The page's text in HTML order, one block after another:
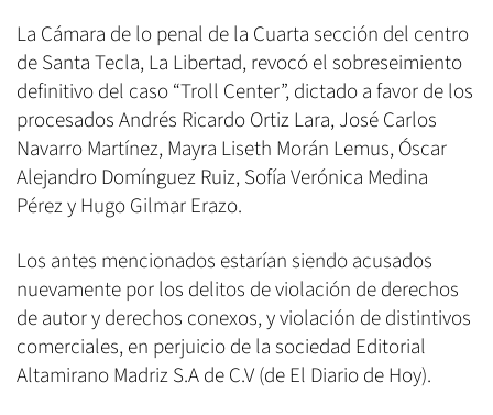
La Cámara de lo penal de la Cuarta sección del centro
de Santa Tecla, La Libertad, revocó el sobreseimiento
definitivo del caso “Troll Center”, dictado a favor de los
procesados Andrés Ricardo Ortiz Lara, José Carlos
Navarro Martínez, Mayra Liseth Morán Lemus, Óscar
Alejandro Domínguez Ruiz, Sofía Verónica Medina
Pérez y Hugo Gilmar Erazo.
Los antes mencionados estarían siendo acusados
nuevamente por los delitos de violación de derechos
de autor y derechos conexos, y violación de distintivos
comerciales, en perjuicio de la sociedad Editorial
Altamirano Madriz S.A de C.V (de El Diario de Hoy).